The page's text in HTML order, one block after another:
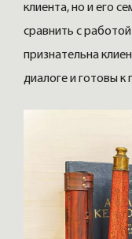
клиента, но и его
сравнить с
признательна
диалоге и готовы к